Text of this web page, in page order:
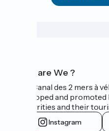
Who are We ?
The Canal des 2 mers à
developed and
authorities and their
Instagram